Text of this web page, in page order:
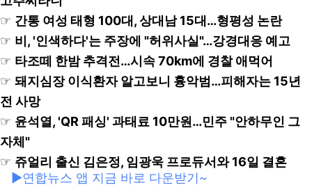
☞ 간통 여성 태형 100대, 상대남 15대…형평성 논란
☞ 비, '인색하다'는 주장에 "허위사실"…강경대응 예고
☞ 타조떼 한밤 추격전…시속 70km에 경찰 애먹어
☞ 돼지심장 이식환자 알고보니 흉악범…피해자는 15년
전 사망
☞ 윤석열, 'QR 패싱' 과태료 10만원…민주 "안하무인 그
자체"
☞ 쥬얼리 출신 김은정, 임광욱 프로듀서와 16일 결혼
▶연합뉴스 앱 지금 바로 다운받기~